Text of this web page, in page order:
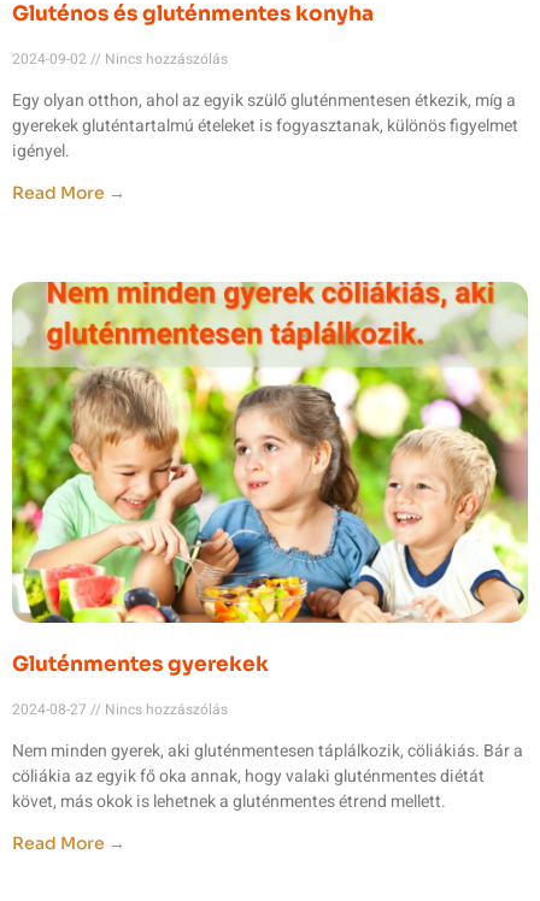
Gluténos és gluténmentes konyha
2024-09-02 Nincs hozzászólás
Egy olyan otthon, ahol az egyik szülő gluténmentesen étkezik, míg a
gyerekek gluténtartalmú ételeket is fogyasztanak, különös figyelmet
igényel.
Read More →
Gluténmentes gyerekek
2024-08-27 Nincs hozzászólás
Nem minden gyerek, aki gluténmentesen táplálkozik, cöliákiás. Bár a
cöliákia az egyik fő oka annak, hogy valaki gluténmentes diétát
követ, más okok is lehetnek a gluténmentes étrend mellett.
Read More →